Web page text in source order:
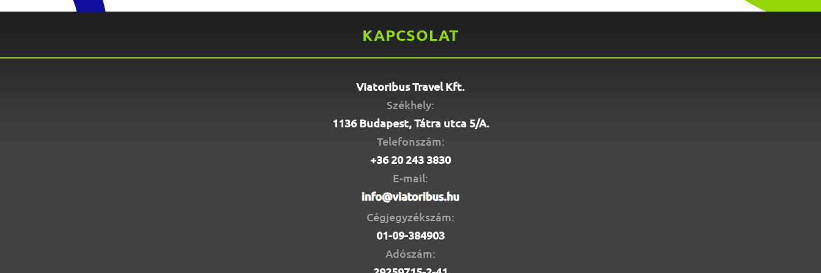
KAPCSOLAT
Viatoribus Travel Kft.
Székhely:
1136 Budapest, Tátra utca 5/A.
Telefonszám:
+36 20 243 3830
E-mail:
Cégjegyzékszám:
01-09-384903
Adószám: